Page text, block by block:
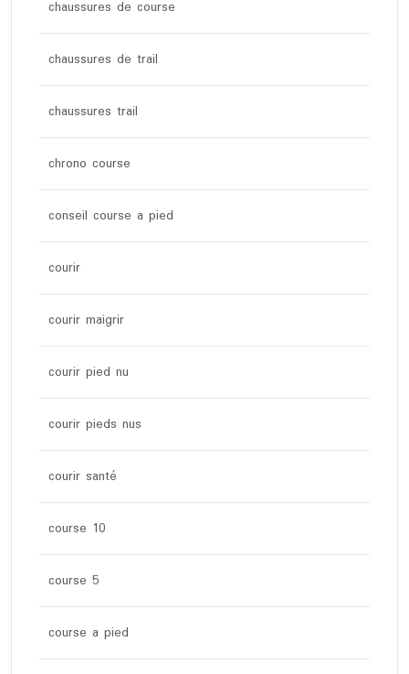
chaussures de course
chaussures de trail
chaussures trail
chrono course
conseil course a pied
courir
courir maigrir
courir pied nu
courir pieds nus
courir santé
course 10
course 5
course a pied